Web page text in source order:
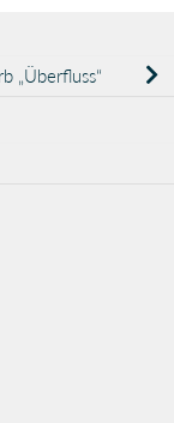
„Überfluss“